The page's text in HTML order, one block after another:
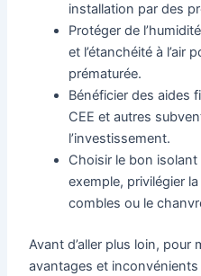
installation par des
Protéger de
et l’étanchéité à l’air
prématurée.
Bénéficier des aides
CEE et autres
l’investissement.
Choisir le bon
exemple, privilégier
combles ou le
Avant d’aller plus loin, pour
avantages et